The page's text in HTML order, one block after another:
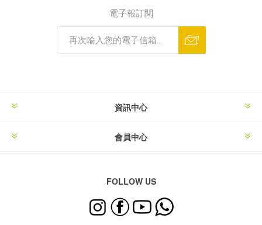
電子報訂閱
資訊中心
會員中心
FOLLOW US